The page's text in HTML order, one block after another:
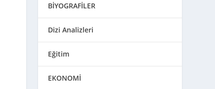
BİYOGRAFİLER
Dizi Analizleri
Eğitim
EKONOMİ